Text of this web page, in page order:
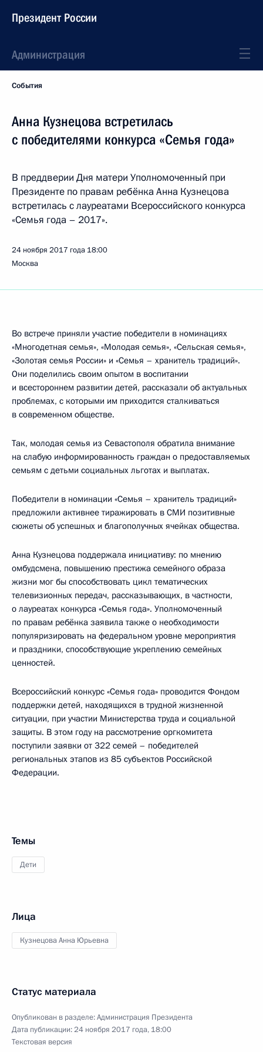
Президент России
Администрация
События
Анна Кузнецова встретилась
с победителями конкурса «Семья года»
В преддверии Дня матери Уполномоченный при
Президенте по правам ребёнка Анна Кузнецова
встретилась с лауреатами Всероссийского конкурса
«Семья года – 2017».
24 ноября 2017 года 18:00
Москва
Во встрече приняли участие победители в номинациях
«Многодетная семья», «Молодая семья», «Сельская семья»,
«Золотая семья России» и «Семья – хранитель традиций».
Они поделились своим опытом в воспитании
и всестороннем развитии детей, рассказали об актуальных
проблемах, с которыми им приходится сталкиваться
в современном обществе.
Так, молодая семья из Севастополя обратила внимание
на слабую информированность граждан о предоставляемых
семьям с детьми социальных льготах и выплатах.
Победители в номинации «Семья – хранитель традиций»
предложили активнее тиражировать в СМИ позитивные
сюжеты об успешных и благополучных ячейках общества.
Анна Кузнецова поддержала инициативу: по мнению
омбудсмена, повышению престижа семейного образа
жизни мог бы способствовать цикл тематических
телевизионных передач, рассказывающих, в частности,
о лауреатах конкурса «Семья года». Уполномоченный
по правам ребёнка заявила также о необходимости
популяризировать на федеральном уровне мероприятия
и праздники, способствующие укреплению семейных
ценностей.
Всероссийский конкурс «Семья года» проводится Фондом
поддержки детей, находящихся в трудной жизненной
ситуации, при участии Министерства труда и социальной
защиты. В этом году на рассмотрение оргкомитета
поступили заявки от 322 семей – победителей
региональных этапов из 85 субъектов Российской
Федерации.
Темы
Дети
Лица
Кузнецова Анна Юрьевна
Статус материала
Опубликован в разделе:Администрация Президента
Дата публикации:24 ноября 2017 года, 18:00
Текстовая версия